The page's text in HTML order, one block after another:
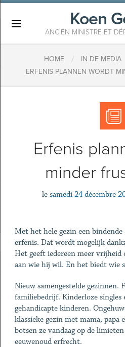
Koen
ANCIEN MINISTRE ET
HOME / IN DE MEDIA
ERFENIS PLANNEN WORDT
Erfenis
minder
le samedi 24 décembre
Met het hele gezin een
erfenis. Dat wordt mogelijk
Het geeft iedereen meer
aan wie hij wil. En het biedt wie
Nieuw samengestelde gezinnen.
familiebedrijf. Kinderloze singles
gehandicapte kinderen.
klassieke gezin met mama, papa
botsen ze vandaag op de
eeuwenoud erfrecht.